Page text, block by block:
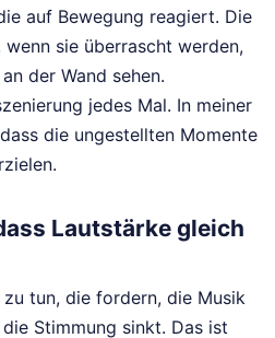
auf Bewegung reagiert. Die
sie überrascht werden,
der Wand sehen.
jedes Mal. In meiner
die ungestellten Momente
Lautstärke gleich
tun, die fordern, die Musik
Stimmung sinkt. Das ist